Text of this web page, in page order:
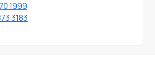
1999
3183